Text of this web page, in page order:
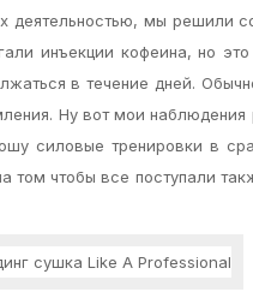
деятельностью, мы решили
инъекции кофеина, но
в течение дней.
Ну вот мои
силовые тренировки в
том чтобы все поступали